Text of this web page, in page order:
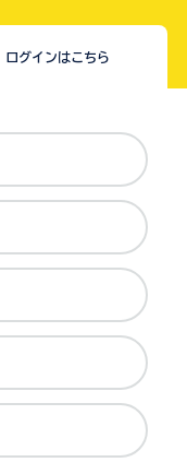
ログインはこちら